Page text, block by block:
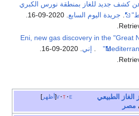
عن كشف جديد للغاز بمنطقة نورس الكبري
جريدة اليوم السابع
"Eni, new gas discovery in the "Great
إني
أظهر v t e
الغاز الطبيعي
مصر